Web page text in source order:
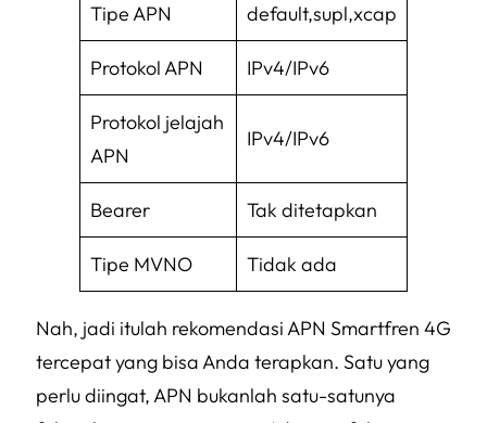
Tipe APN default,supl,xcap
Protokol APN IPv4/IPv6
Protokol jelajah
APN
IPv4/IPv6
Bearer Tak ditetapkan
Tipe MVNO Tidak ada
Nah, jadi itulah rekomendasi APN Smartfren 4G
tercepat yang bisa Anda terapkan. Satu yang
perlu diingat, APN bukanlah satu-satunya